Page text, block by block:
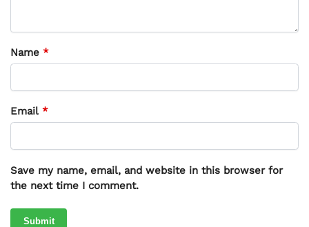
Name *
Email *
Save my name, email, and website in this browser for
the next time I comment.